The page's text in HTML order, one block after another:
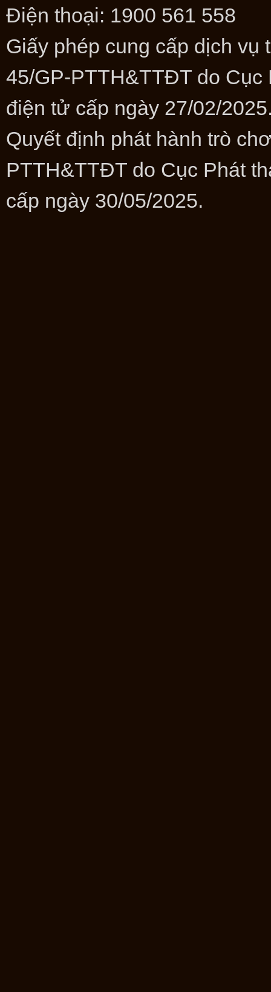
Điện thoại: 1900 561 558
Giấy phép cung cấp dịch
45/GP-PTTH&TTĐT do Cục
điện tử cấp ngày 27/02/
Quyết định phát hành trò
PTTH&TTĐT do Cục Phát
cấp ngày 30/05/2025.